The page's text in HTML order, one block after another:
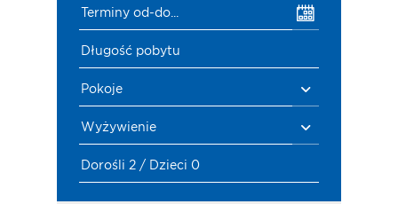
Terminy od-do...
Długość pobytu
Pokoje
Wyżywienie
Dorośli 2 / Dzieci 0